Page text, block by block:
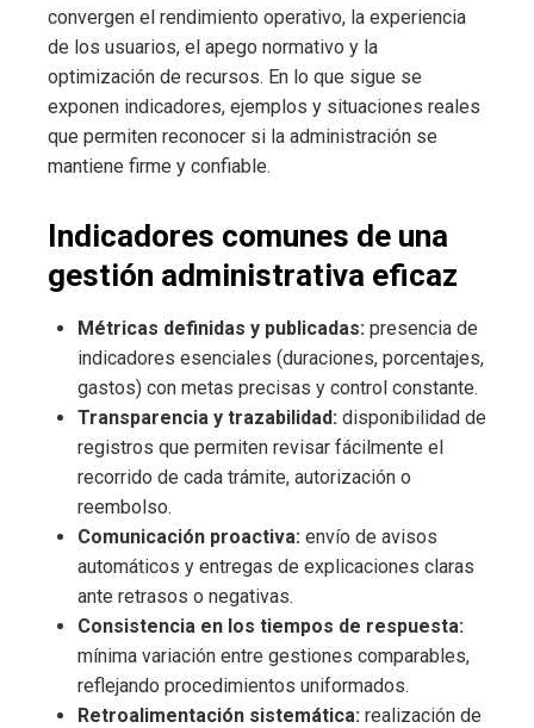
convergen el rendimiento operativo, la experiencia
de los usuarios, el apego normativo y la
optimización de recursos. En lo que sigue se
exponen indicadores, ejemplos y situaciones reales
que permiten reconocer si la administración se
mantiene firme y confiable.
Indicadores comunes de una
gestión administrativa eficaz
Métricas definidas y publicadas: presencia de
indicadores esenciales (duraciones, porcentajes,
gastos) con metas precisas y control constante.
Transparencia y trazabilidad: disponibilidad de
registros que permiten revisar fácilmente el
recorrido de cada trámite, autorización o
reembolso.
Comunicación proactiva: envío de avisos
automáticos y entregas de explicaciones claras
ante retrasos o negativas.
Consistencia en los tiempos de respuesta:
mínima variación entre gestiones comparables,
reflejando procedimientos uniformados.
Retroalimentación sistemática: realización de